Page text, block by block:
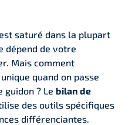
saturé dans la plupart
dépend de votre
Mais comment
quand on passe
guidon ? Le bilan de
des outils spécifiques
différenciantes.